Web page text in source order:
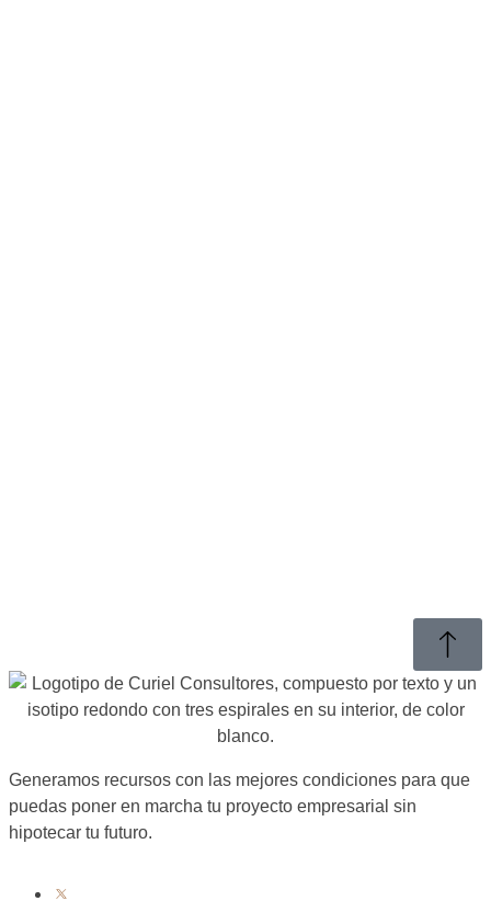
Generamos recursos con las mejores condiciones para que
puedas poner en marcha tu proyecto empresarial sin
hipotecar tu futuro.